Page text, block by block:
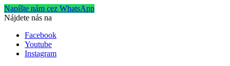
Napíšte nám cez WhatsApp
Nájdete nás na
Facebook
Youtube
Instagram